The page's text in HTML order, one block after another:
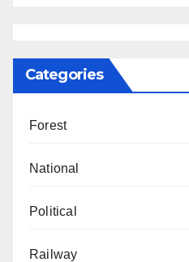
Categories
Forest
National
Political
Railway